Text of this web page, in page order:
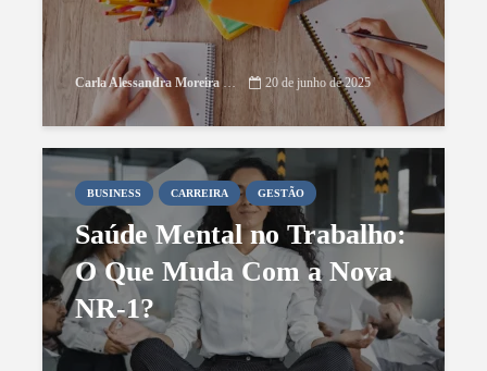
Carla Alessandra Moreira Damasceno 20 de junho de 2025
BUSINESS CARREIRA GESTÃO
Saúde Mental no Trabalho:
O Que Muda Com a Nova
NR-1?